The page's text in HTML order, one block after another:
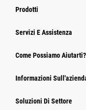
Prodotti
Servizi E Assistenza
Come Possiamo Aiutarti?
Informazioni
Soluzioni Di Settore